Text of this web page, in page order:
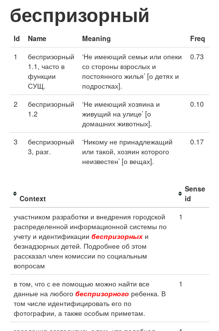
беспризорный
Id Name Meaning
Freq
1
беспризорный
1.1, часто в
функции
СУЩ.
‘Не имеющий семьи или опеки
со стороны взрослых и
постоянного жилья’ [о детях и
подростках].
0.73
2
беспризорный
1.2
‘Не имеющий хозяина и
живущий на улице’ [о
домашних животных].
0.10
3
беспризорный
3, разг.
‘Никому не принадлежащий
или такой, хозяин которого
неизвестен’ [о вещах].
0.17
Context
Sense
id
участником разработки и внедрения городской
распределенной информационной системы по
учету и идентификации беспризорных и
безнадзорных детей. Подробнее об этом
рассказал член комиссии по социальным
вопросам
1
в том, что с ее помощью можно найти все
данные на любого беспризорного ребенка. В
том числе идентифицировать его по
фотографии, а также особым приметам.
1